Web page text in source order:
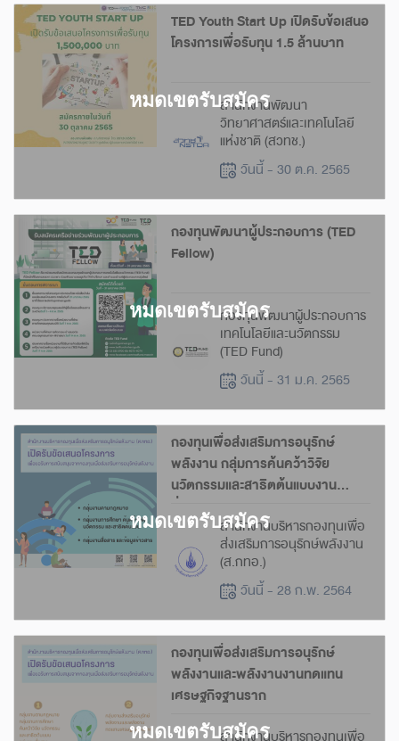
TED Youth Start Up เปิดรับข้อเสนอ
โครงการเพื่อรับทุน 1.5 ล้านบาท
สำนักงานพัฒนา
วิทยาศาสตร์และเทคโนโลยี
แห่งชาติ (สวทช.)
วันนี้ - 30 ต.ค. 2565
กองทุนพัฒนาผู้ประกอบการ (TED
Fellow)
กองทุนพัฒนาผู้ประกอบการ
เทคโนโลยีและนวัตกรรม
(TED Fund)
วันนี้ - 31 ม.ค. 2565
กองทุนเพื่อส่งเสริมการอนุรักษ์
พลังงาน กลุ่มการค้นคว้าวิจัย
นวัตกรรมและสาธิตต้นแบบงาน
สื่อสาร
สำนักงานบริหารกองทุนเพื่อ
ส่งเสริมการอนุรักษ์พลังงาน
(ส.กทอ.)
วันนี้ - 28 ก.พ. 2564
กองทุนเพื่อส่งเสริมการอนุรักษ์
พลังงานและพลังงานงานทดแทน
เศรษฐกิจฐานราก